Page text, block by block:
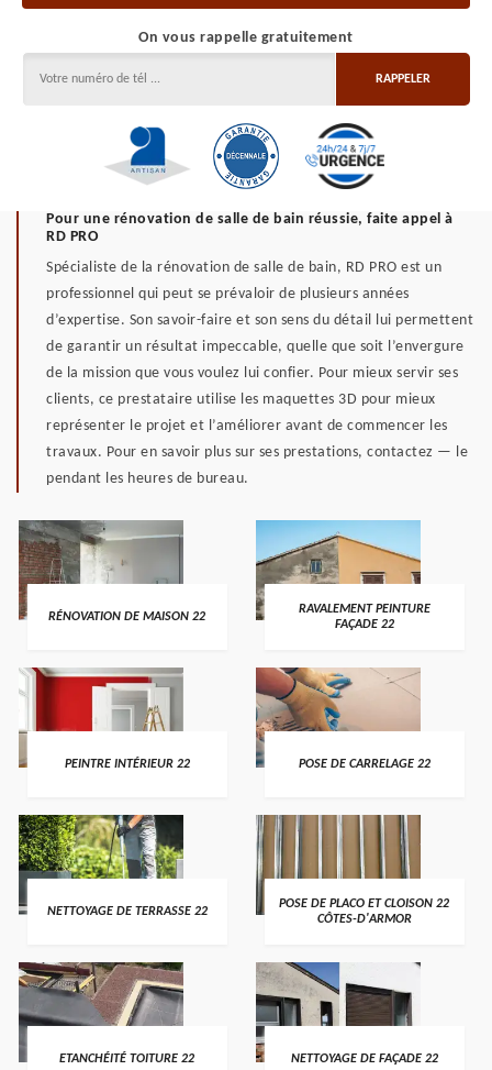
On vous rappelle gratuitement
Pour une rénovation de salle de bain réussie, faite appel à
RD PRO
Spécialiste de la rénovation de salle de bain, RD PRO est un
professionnel qui peut se prévaloir de plusieurs années
d’expertise. Son savoir-faire et son sens du détail lui permettent
de garantir un résultat impeccable, quelle que soit l’envergure
de la mission que vous voulez lui confier. Pour mieux servir ses
clients, ce prestataire utilise les maquettes 3D pour mieux
représenter le projet et l’améliorer avant de commencer les
travaux. Pour en savoir plus sur ses prestations, contactez — le
pendant les heures de bureau.
RÉNOVATION DE MAISON 22
RAVALEMENT PEINTURE
FAÇADE 22
PEINTRE INTÉRIEUR 22 POSE DE CARRELAGE 22
NETTOYAGE DE TERRASSE 22
POSE DE PLACO ET CLOISON 22
CÔTES-D'ARMOR
ETANCHÉITÉ TOITURE 22 NETTOYAGE DE FAÇADE 22